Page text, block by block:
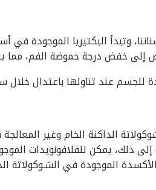
وتبدأ البكتيريا الموجودة في
إلى خفض درجة حموضة الفم، مما
عند تناولها باعتدال خلال
الداكنة الخام وغير
ذلك، يمكن للفلافونويدات
الموجودة في الشـوكولاتة